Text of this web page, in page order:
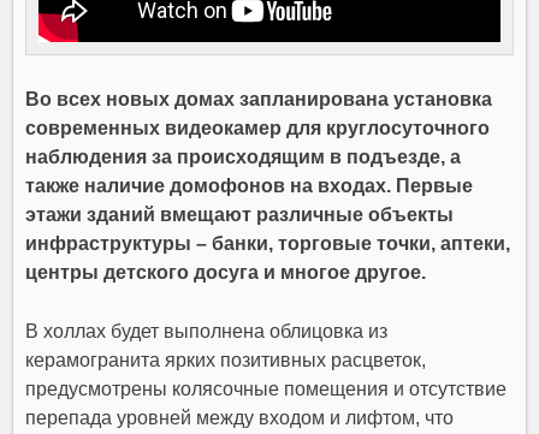
Во всех новых домах запланирована установка
современных видеокамер для круглосуточного
наблюдения за происходящим в подъезде, а
также наличие домофонов на входах. Первые
этажи зданий вмещают различные объекты
инфраструктуры – банки, торговые точки, аптеки,
центры детского досуга и многое другое.
В холлах будет выполнена облицовка из
керамогранита ярких позитивных расцветок,
предусмотрены колясочные помещения и отсутствие
перепада уровней между входом и лифтом, что